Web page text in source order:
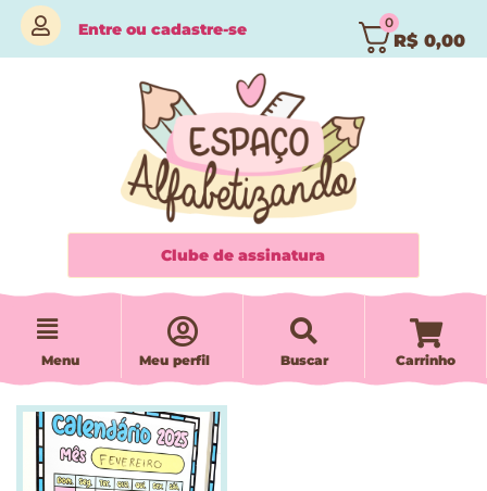
Entre oucadastre-se 0
R$0,00
Clube de assinatura
Menu Meu perfil Buscar Carrinho